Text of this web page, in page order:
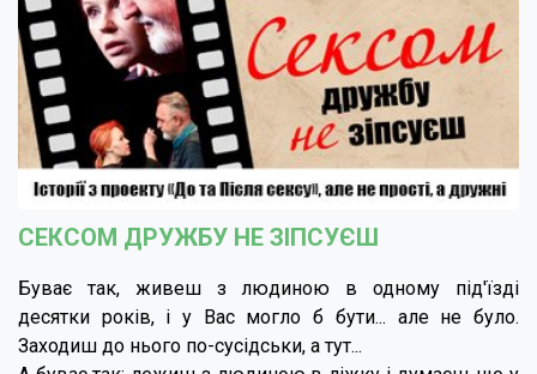
СЕКСОМ ДРУЖБУ НЕ ЗІПСУЄШ
Буває так, живеш з людиною в одному під'їзді
десятки років, і у Вас могло б бути... але не було.
Заходиш до нього по-сусідськи, а тут...